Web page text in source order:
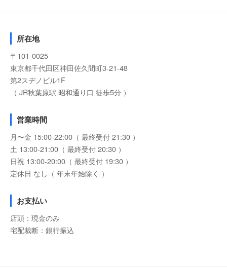
所在地
〒101-0025
東京都千代田区神田佐久間町3-21-48
第2スヂノビル1F
（ JR秋葉原駅 昭和通り口 徒歩5分 ）
営業時間
月〜金 15:00-22:00（ 最終受付 21:30 ）
土 13:00-21:00（ 最終受付 20:30 ）
日祝 13:00-20:00（ 最終受付 19:30 ）
定休日 なし（ 年末年始除く ）
お支払い
店頭：現金のみ
宅配裁断：銀行振込